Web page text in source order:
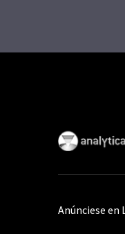
Anúnciese en